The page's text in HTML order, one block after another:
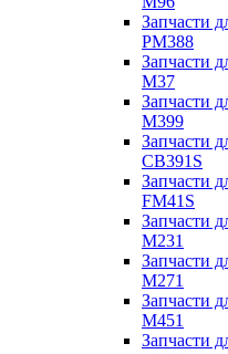
Запчасти
PM388
Запчасти
M37
Запчасти
M399
Запчасти
CB391S
Запчасти
FM41S
Запчасти
M231
Запчасти
M271
Запчасти
M451
Запчасти